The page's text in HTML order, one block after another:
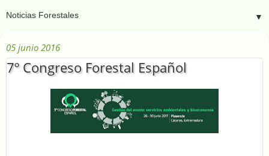
▼
05 junio 2016
7º Congreso Forestal Español